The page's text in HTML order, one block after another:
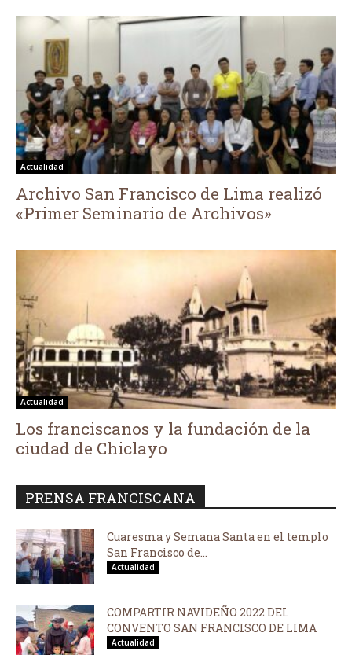
Actualidad
Archivo San Francisco de Lima realizó
«Primer Seminario de Archivos»
Actualidad
Los franciscanos y la fundación de la
ciudad de Chiclayo
PRENSA FRANCISCANA
Cuaresma y Semana Santa en el templo
San Francisco de...
Actualidad
COMPARTIR NAVIDEÑO 2022 DEL
CONVENTO SAN FRANCISCO DE LIMA
Actualidad